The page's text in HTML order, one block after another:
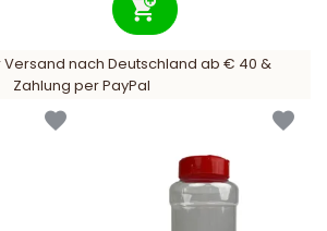
ab € 40 &